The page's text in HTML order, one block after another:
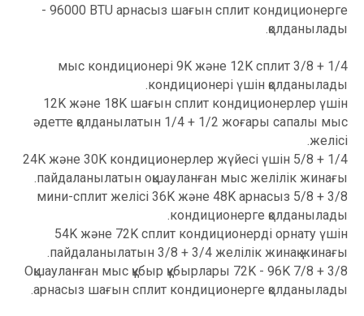
- 96000 BTU арнасыз шағын сплит кондиционерге
қолданылады.
1/4 + 3/8 мыс кондиционері 9K және 12K сплит
кондиционері үшін қолданылады.
12K және 18K шағын сплит кондиционерлер үшін
әдетте қолданылатын 1/4 + 1/2 жоғары сапалы мыс
желісі.
1/4 + 5/8 24K және 30K кондиционерлер жүйесі үшін
пайдаланылатын оқшауланған мыс желілік жинағы.
3/8 + 5/8 мини-сплит желісі 36K және 48K арнасыз
кондиционерге қолданылады.
54K және 72K сплит кондиционерді орнату үшін
пайдаланылатын 3/8 + 3/4 желілік жинақ жинағы.
3/8 + 7/8 Оқшауланған мыс құбыр құбырлары 72K - 96K
арнасыз шағын сплит кондиционерге қолданылады.